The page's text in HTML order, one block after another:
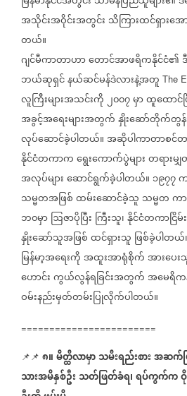
အသိုင်းအဝိုင်းအတွင်း သိကြားထင်ရှားအေ
တယ်။
ဂျင်မီကာတာဟာတောင်အာဖရိကနိုင်ငံ၏
ဘယ်ဆုရှင်နယ်ဆင်မန်ဒဲလားနဲ့အတူ The
လူကြီးများအသင်းကို၂၀၀၇မှာထူထောင်ပ
အခွင့်အရေးများအတွက်နှိုးဆော်တိုက်တွ
လုပ်ဆောင်ခဲ့ပါတယ်။အဆိုပါကာတာစင်
နိုင်ငံတကာကရွေးကောက်ပွဲများတရားမ
အလုပ်များဆောင်ရွက်ခဲ့ပါတယ်။ ၁၉၇၇
သမ္မတအဖြစ်ထမ်းဆောင်ခဲ့သူ သမ္မတက
ဘ၀မှာဩဇာပိုပြီး ကြီးသူ၊နိုင်ငံတကာငြိမ်
နှိုးဆော်သူအဖြစ်ထင်ရှားသူ ဖြစ်ခဲ့ပါတယ်
မြန်မာ့အရေးကိုအထူးအာရုံစိုက်အားပေ
ဟောင်းကွယ်လွန်ရခြင်းအတွက်အမေရိ
ဝမ်းနည်းမှတ်တမ်းပြုလိုက်ပါတယ်။
========================
📌📌 ၈။မိတ္ထီလာမှာသမီးရည်းစားအဆက်
သားအမိနှစ်ဦးသတ်ဖြတ်ခံရ၊ရပ်ကွက်က